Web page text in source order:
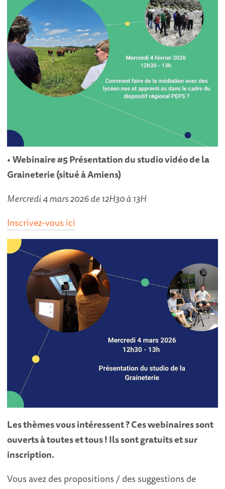
•Webinaire #5 Présentation du studio vidéo de la
Graineterie (situé à Amiens)
Mercredi 4 mars 2026 de 12H30 à 13H
Inscrivez-vous ici
Les thèmes vous intéressent ? Ces webinaires sont
ouverts à toutes et tous ! Ils sont gratuits et sur
inscription.
Vous avez des propositions / des suggestions de